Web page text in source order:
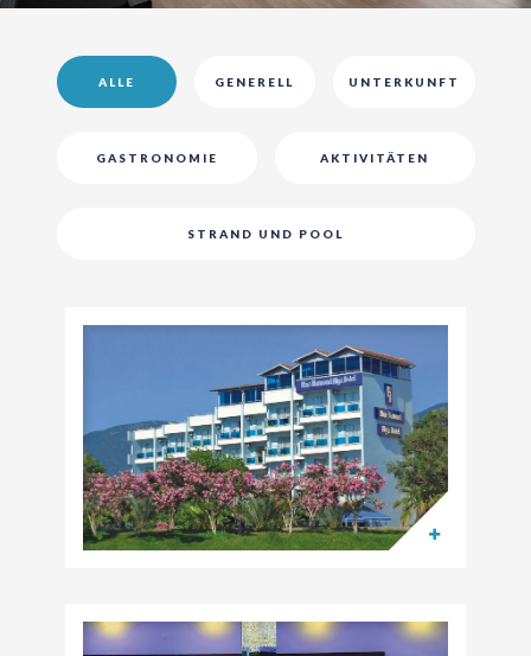
ALLE GENERELL UNTERKUNFT
GASTRONOMIE AKTIVITÄTEN
STRAND UND POOL